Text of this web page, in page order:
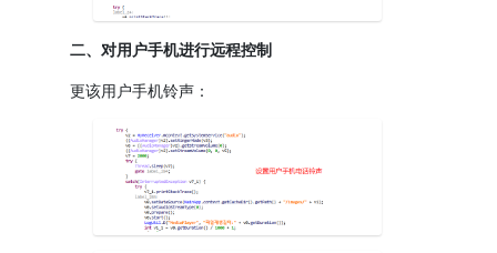
二、对用户手机进行远程控制
更该用户手机铃声：